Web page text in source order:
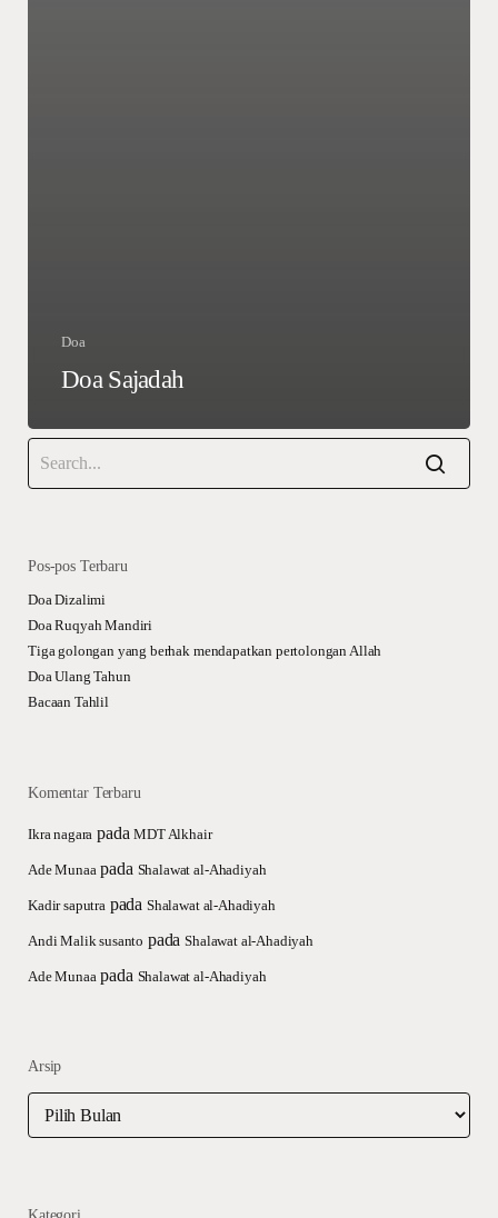
Doa
Doa Sajadah
Pos-pos Terbaru
Doa Dizalimi
Doa Ruqyah Mandiri
Tiga golongan yang berhak mendapatkan pertolongan Allah
Doa Ulang Tahun
Bacaan Tahlil
Komentar Terbaru
Ikra nagara padaMDT Alkhair
Ade Munaa pada Shalawat al-Ahadiyah
Kadir saputra pada Shalawat al-Ahadiyah
Andi Malik susanto padaShalawat al-Ahadiyah
Ade Munaa pada Shalawat al-Ahadiyah
Arsip